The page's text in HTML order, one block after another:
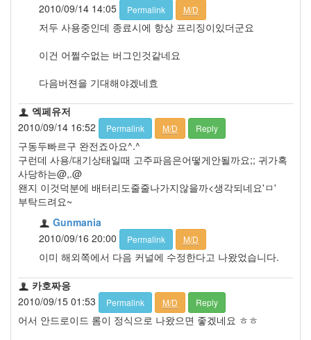
2010/09/14 14:05
Permalink M/D
저두 사용중인데 종료시에 항상 프리징이있더군요
이건 어쩔수없는 버그인것같네요
다음버젼을 기대해야겠네효
엑페유저
2010/09/14 16:52
Permalink M/D Reply
구동두빠르구 완전죠아요^.^
구런데 사용/대기상태일때 고주파음은어떻게안될까요;; 귀가혹
사당하는@,.@
왠지 이것덕분에 배터리도줄줄나가지않을까<생각되네요'ㅁ'
부탁드려요~
Gunmania
2010/09/16 20:00
Permalink M/D
이미 해외쪽에서 다음 커널에 수정한다고 나왔었습니다.
카호짜응
2010/09/15 01:53
Permalink M/D Reply
어서 안드로이드 롬이 정식으로 나왔으면 좋겠네요 ㅎㅎ